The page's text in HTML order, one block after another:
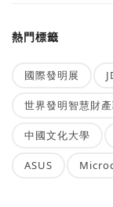
熱門標籤
國際發明展
世界發明智慧財
中國文化大學
ASUS